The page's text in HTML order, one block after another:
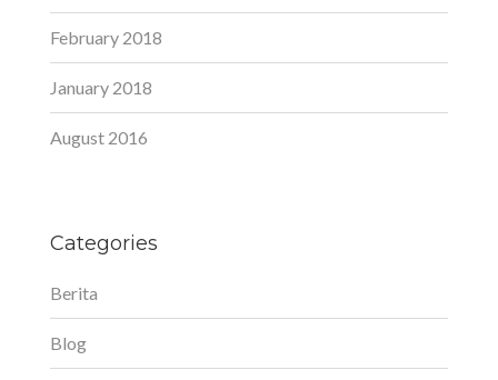
February 2018
January 2018
August 2016
Categories
Berita
Blog